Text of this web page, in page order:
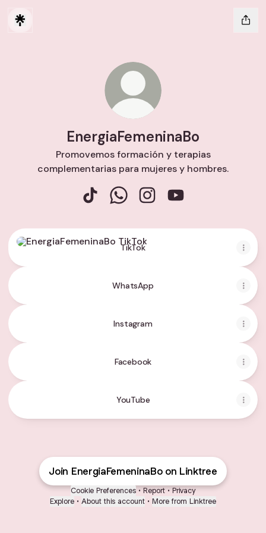
EnergiaFemeninaBo
Promovemos formación y terapias
complementarias para mujeres y hombres.
TikTok
TikTok
WhatsApp
Instagram
Facebook
YouTube
Join EnergiaFemeninaBo on Linktree
Cookie Preferences • Report • Privacy
Explore • About this account • More from Linktree